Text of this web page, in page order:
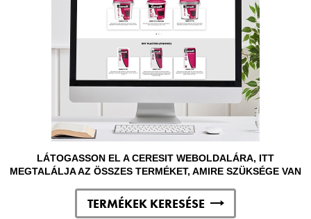
LÁTOGASSON EL A CERESIT WEBOLDALÁRA, ITT
MEGTALÁLJA AZ ÖSSZES TERMÉKET, AMIRE SZÜKSÉGE VAN
TERMÉKEK KERESÉSE